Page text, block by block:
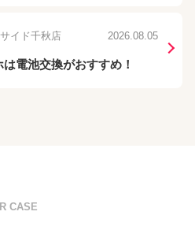
イド千秋店 2026.08.05
電池交換がおすすめ！
CASE